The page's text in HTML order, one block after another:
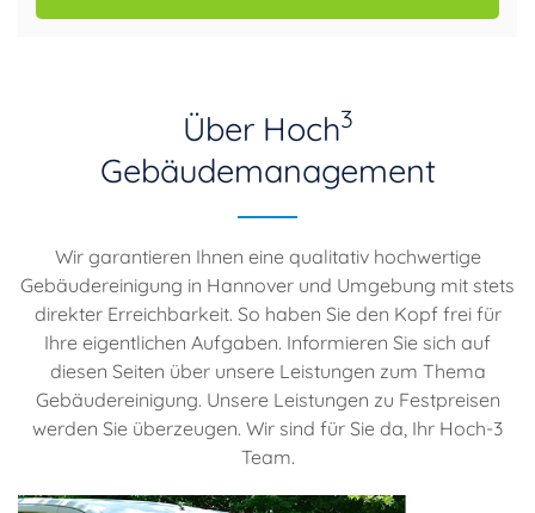
Über Hoch3
Gebäudemanagement
Wir garantieren Ihnen eine qualitativ hochwertige
Gebäudereinigung in Hannover und Umgebung mit stets
direkter Erreichbarkeit. So haben Sie den Kopf frei für
Ihre eigentlichen Aufgaben. Informieren Sie sich auf
diesen Seiten über unsere Leistungen zum Thema
Gebäudereinigung. Unsere Leistungen zu Festpreisen
werden Sie überzeugen. Wir sind für Sie da, Ihr Hoch-3
Team.